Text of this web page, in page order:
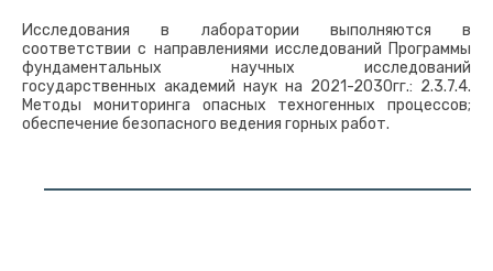
Исследования в лаборатории выполняются в
соответствии с направлениями исследований Программы
фундаментальных научных исследований
государственных академий наук на 2021-2030гг.: 2.3.7.4.
Методы мониторинга опасных техногенных процессов;
обеспечение безопасного ведения горных работ.